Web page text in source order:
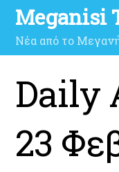
Meganisi
Νέα από το
Daily
23